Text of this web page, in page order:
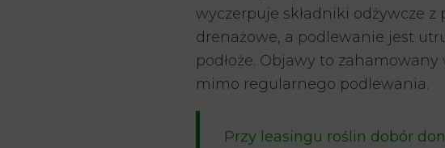
wyczerpuje składniki odżywcze z
drenażowe, a podlewanie jest
podłoże. Objawy to
mimo regularnego podlewania.
Przy leasingu roślin dobór